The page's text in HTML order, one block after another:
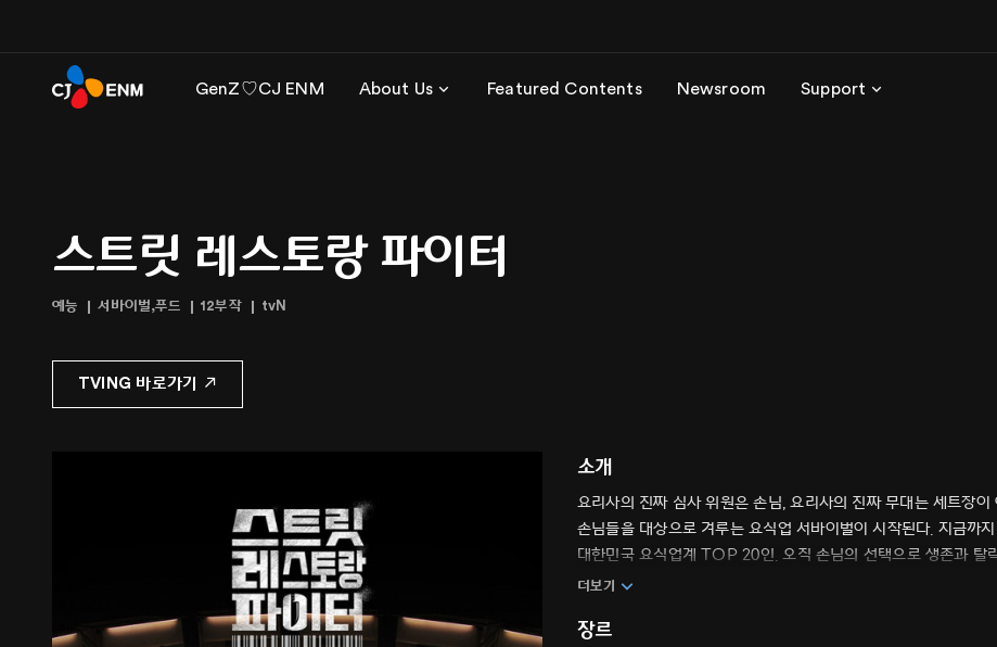
GenZ♡CJ ENM About Us Featured Contents Newsroom Support
스트릿 레스토랑 파이터
예능 서바이벌,푸드 12부작 tvN
TVING 바로가기
소개
요리사의 진짜 심사 위원은 손님, 요리사의 진짜 무대는 세트장
손님들을 대상으로 겨루는 요식업 서바이벌이 시작된다. 지금까
대한민국 요식업계 TOP 20인. 오직 손님의 선택으로 생존과 탈
더보기
장르